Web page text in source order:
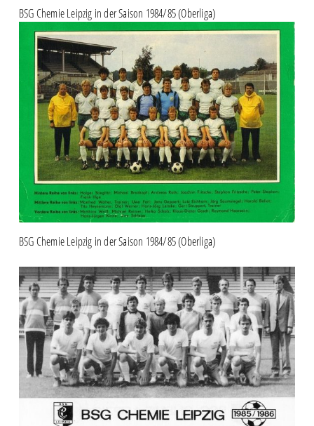
BSG Chemie Leipzig in der Saison 1984/85 (Oberliga)
BSG Chemie Leipzig in der Saison 1984/85 (Oberliga)